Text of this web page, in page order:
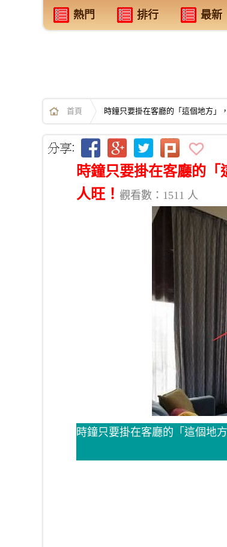
熱門 排行 最新
首頁 時鐘只要掛在客廳的「這個地方」
時鐘只要掛在客廳的
人旺！ 觀看數：1511 人
時鐘只要掛在客廳的「這個地